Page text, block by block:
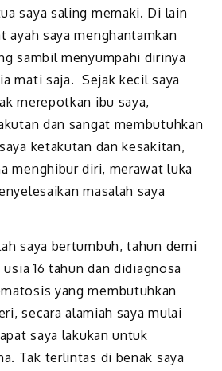
saya saling memaki. Di lain
ayah saya menghantamkan
sambil menyumpahi dirinya
mati saja. Sejak kecil saya
merepotkan ibu saya,
dan sangat membutuhkan
ketakutan dan kesakitan,
menghibur diri, merawat luka
masalah saya
saya bertumbuh, tahun demi
16 tahun dan didiagnosa
yang membutuhkan
secara alamiah saya mulai
saya lakukan untuk
Tak terlintas di benak saya